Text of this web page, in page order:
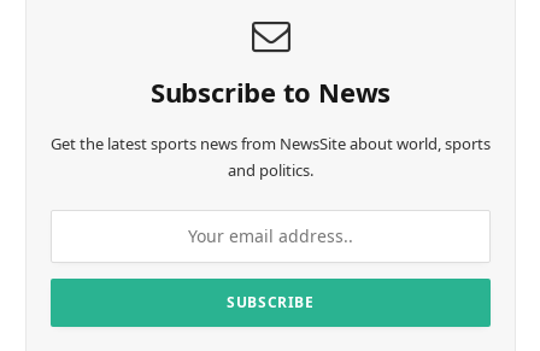
Subscribe to News
Get the latest sports news from NewsSite about world, sports
and politics.